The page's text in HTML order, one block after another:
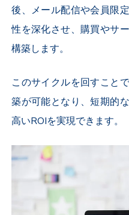
後、メール配信や会員限
性を深化させ、購買やサ
構築します。
このサイクルを回すこと
築が可能となり、短期的
高いROIを実現できます。